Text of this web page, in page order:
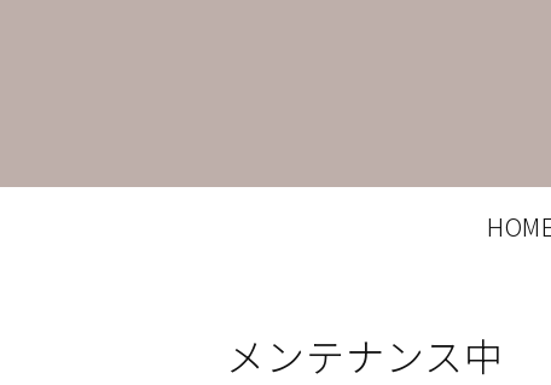
メンテナンス中